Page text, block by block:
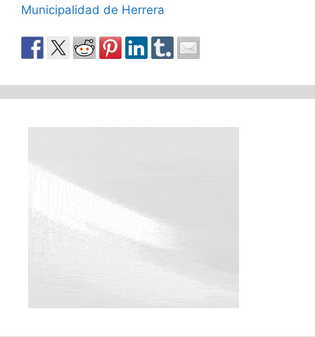
Municipalidad de Herrera